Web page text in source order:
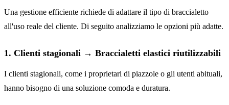
Una gestione efficiente richiede di adattare il tipo di braccialetto
all'uso reale del cliente. Di seguito analizziamo le opzioni più adatte.
1. Clienti stagionali → Braccialetti elastici riutilizzabili
I clienti stagionali, come i proprietari di piazzole o gli utenti abituali,
hanno bisogno di una soluzione comoda e duratura.